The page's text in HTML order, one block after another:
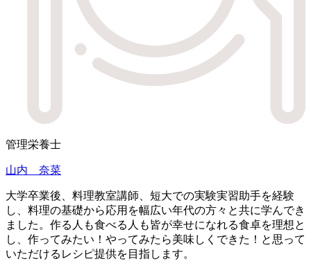
管理栄養士
山内 奈菜
大学卒業後、料理教室講師、短大での実験実習助手を経験
し、料理の基礎から応用を幅広い年代の方々と共に学んでき
ました。作る人も食べる人も皆が幸せになれる食卓を理想と
し、作ってみたい！やってみたら美味しくできた！と思って
いただけるレシピ提供を目指します。